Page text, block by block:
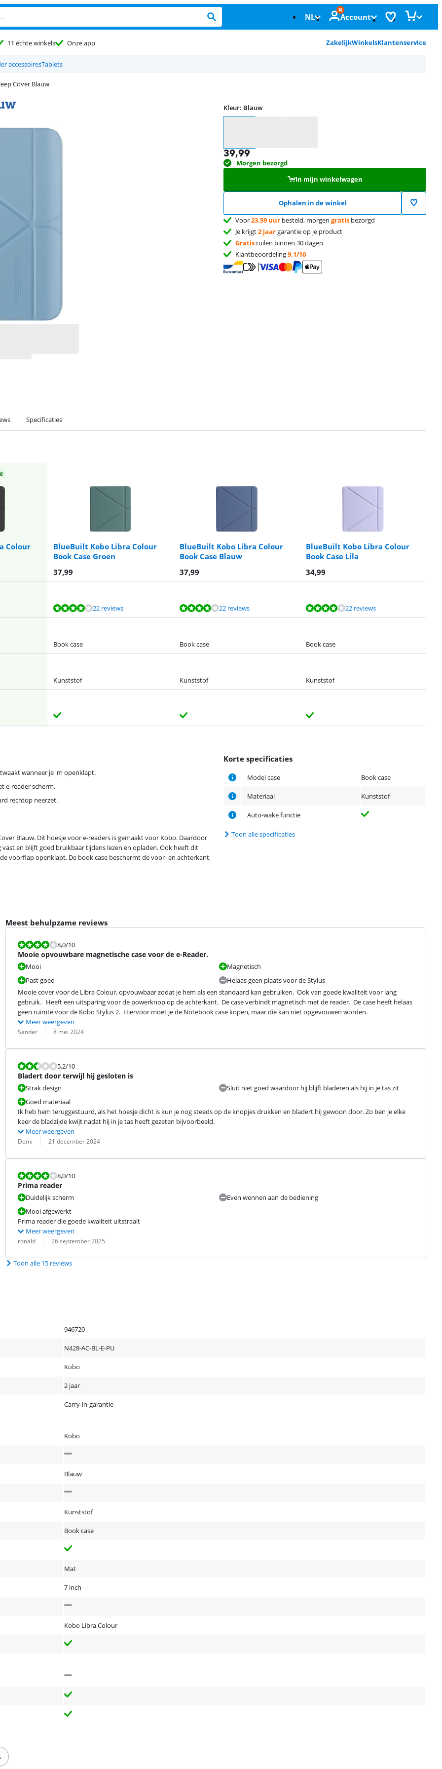
NL Account
11 échte winkels Onze app ZakelijkWinkelsKlantenservice
accessoiresTablets
Cover Blauw
Kleur: Blauw
39,99
Morgen bezorgd
In mijn winkelwagen
Ophalen in de winkel
Voor23.59 uur besteld, morgengratis bezorgd
Je krijgt2 jaargarantie op je product
Gratis ruilen binnen 30 dagen
Klantbeoordeling9,1/10
Specificaties
Colour
BlueBuilt Kobo Libra Colour
Book Case Groen
BlueBuilt Kobo Libra Colour
Book Case Blauw
BlueBuilt Kobo Libra Colour
Book Case Lila
37,99 37,99 34,99
22 reviews 22 reviews 22 reviews
Book case Book case Book case
Kunststof Kunststof Kunststof
Korte specificaties
Model case Book case
Materiaal Kunststof
Auto-wake functie
Toon alle specificaties
wanneer je 'm openklapt.
e-reader scherm.
rechtop neerzet.
Blauw. Dit hoesje voor e-readers is gemaakt voor Kobo. Daardoor
en blijft goed bruikbaar tijdens lezen en opladen. Ook heeft dit
voorflap openklapt. De book case beschermt de voor- en achterkant,
Meest behulpzame reviews
Beoordeling is 8,0 van de 10.
8,0/10
Mooie opvouwbare magnetische case voor de e-Reader.
Mooi
Past goed
Magnetisch
Helaas geen plaats voor de Stylus
Mooie cover voor de Libra Colour, opvouwbaar zodat je hem als een standaard kan gebruiken.  Ook van goede kwaliteit voor lang
gebruik.   Heeft een uitsparing voor de powerknop op de achterkant.  De case verbindt magnetisch met de reader.  De case heeft helaas
geen ruimte voor de Kobo Stylus 2.  Hiervoor moet je de Notebook case kopen, maar die kan niet opgevouwen worden.
Meer weergeven
Beoordeling door:
Sander
Datum: 8 mei 2024
Beoordeling is 5,2 van de 10.
5,2/10
Bladert door terwijl hij gesloten is
Strak design
Goed materiaal
Sluit niet goed waardoor hij blijft bladeren als hij in je tas zit
Ik heb hem teruggestuurd, als het hoesje dicht is kun je nog steeds op de knopjes drukken en bladert hij gewoon door. Zo ben je elke
keer de bladzijde kwijt nadat hij in je tas heeft gezeten bijvoorbeeld.
Meer weergeven
Beoordeling door:
Demi
Datum: 21 december 2024
Beoordeling is 8,0 van de 10.
8,0/10
Prima reader
Duidelijk scherm
Mooi afgewerkt
Even wennen aan de bediening
Prima reader die goede kwaliteit uitstraalt
Meer weergeven
Beoordeling door:
ronald
Datum: 26 september 2025
Toon alle 15 reviews
946720
N428-AC-BL-E-PU
Kobo
2 jaar
Carry-in-garantie
Kobo
Blauw
Kunststof
Book case
Mat
7 inch
Kobo Libra Colour